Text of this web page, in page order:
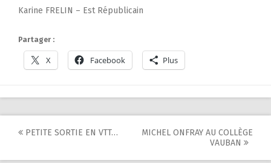
Karine FRELIN – Est Républicain
Partager :
X Facebook Plus
Post
PETITE SORTIE EN VTT…
MICHEL ONFRAY AU COLLÈGE
VAUBAN